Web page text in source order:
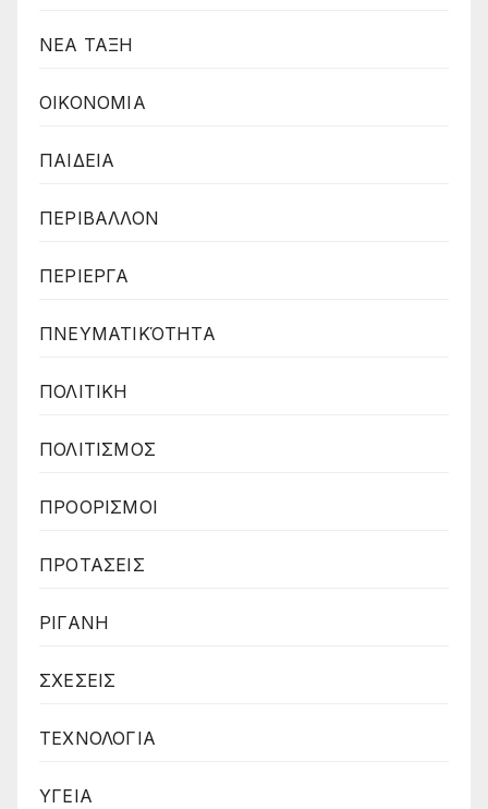
ΝΕΑ ΤΑΞΗ
ΟΙΚΟΝΟΜΙΑ
ΠΑΙΔΕΙΑ
ΠΕΡΙΒΑΛΛΟΝ
ΠΕΡΙΕΡΓΑ
ΠΝΕΥΜΑΤΙΚΌΤΗΤΑ
ΠΟΛΙΤΙΚΗ
ΠΟΛΙΤΙΣΜΟΣ
ΠΡΟΟΡΙΣΜΟΙ
ΠΡΟΤΑΣΕΙΣ
ΡΙΓΑΝΗ
ΣΧΕΣΕΙΣ
ΤΕΧΝΟΛΟΓΙΑ
ΥΓΕΙΑ